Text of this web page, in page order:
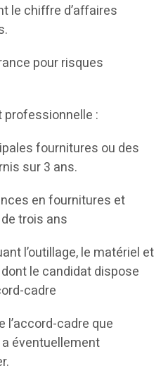
le chiffre d’affaires
pour risques
:
fournitures ou des
sur 3 ans.
en fournitures et
trois ans
l’outillage, le matériel et
le candidat dispose
cadre
l’accord-cadre que
éventuellement